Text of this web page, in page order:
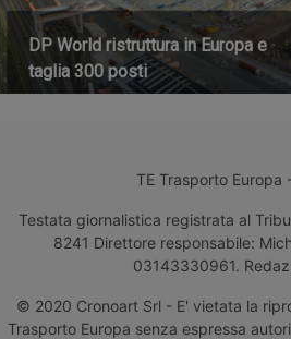
DP World ristruttura in Europa e
taglia 300 posti
TE Trasporto Europa
Testata giornalistica registrata al
8241 Direttore responsabile:
03143330961.
© 2020 Cronoart Srl - E' vietata la
Trasporto Europa senza espressa